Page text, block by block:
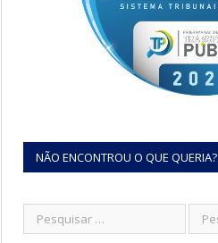
NÃO ENCONTROU O QUE QUERIA?